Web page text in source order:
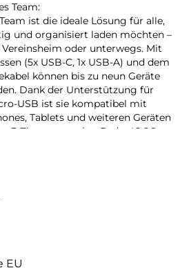
Team:
ist die ideale Lösung für alle,
und organisiert laden möchten –
oder unterwegs. Mit
(5x USB-C, 1x USB-A) und dem
können bis zu neun Geräte
Dank der Unterstützung für
USB ist sie kompatibel mit
Tablets und weiteren Geräten
E-Zigaretten wie z.B. der IQOS –
für mehrere Geräte, die für alle
inklusive:
komplett mit fünf hochwertigen
Multiladekabel geliefert.
Anschlüsse für USB-C, Micro-
das gleichzeitige Laden
Geräten. Die kurzen Kabel (25
EU